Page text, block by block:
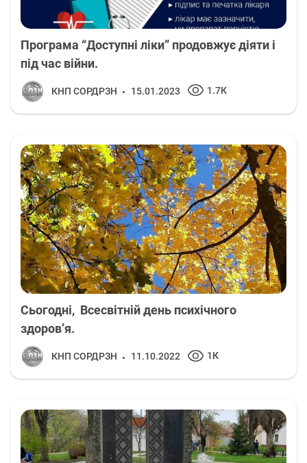
Програма “Доступні ліки” продовжує діяти і
під час війни.
КНП СОРДРЗН 15.01.2023 1.7К
Cьогодні, Всесвітній день психічного
здоров’я.
КНП СОРДРЗН 11.10.2022 1К